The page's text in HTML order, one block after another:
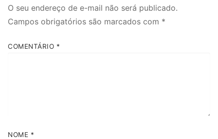
O seu endereço de e-mail não será publicado.
Campos obrigatórios são marcados com *
COMENTÁRIO *
NOME *